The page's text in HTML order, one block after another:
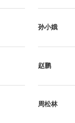
孙小娥
赵鹏
周松林